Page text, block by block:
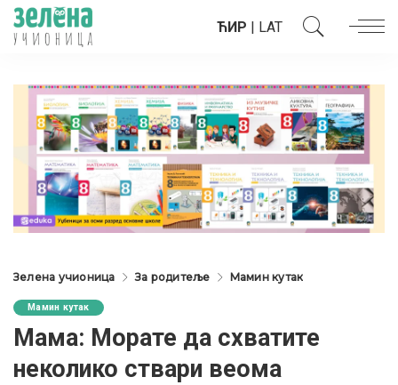
ЋИР | LAT
Зелена учионица За родитеље Мамин кутак
Мамин кутак
Мама: Морате да схватите
неколико ствари веома